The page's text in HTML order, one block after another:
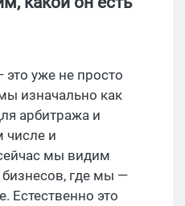
уже не просто
изначально как
арбитража и
числе и
мы видим
где мы —
Естественно это